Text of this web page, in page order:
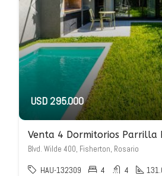
USD 295.000
Venta 4 Dormitorios Parrilla
Blvd. Wilde 400, Fisherton, Rosario
HAU-132309 4 4